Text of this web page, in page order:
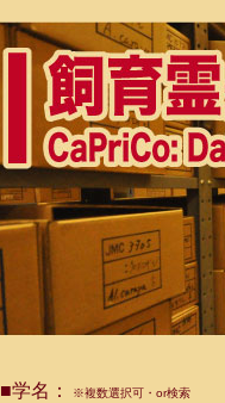
■学名： ※複数選択可・or検索